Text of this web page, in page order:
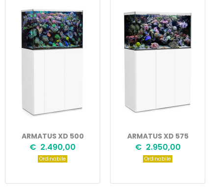
ARMATUS XD 500
€ 2.490,00
Ordinabile
ARMATUS XD 575
€ 2.950,00
Ordinabile